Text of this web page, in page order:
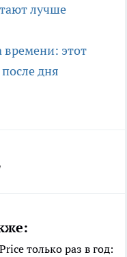
лучше
этот
дня
только раз в год: